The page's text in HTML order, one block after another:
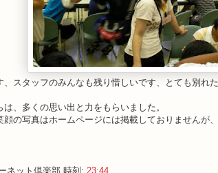
、スタッフのみんなも残り惜しいです、とても別れ
、多くの思い出と力をもらいました。
顔の写真はホームページには掲載しておりませんが
ネット倶楽部 時刻: 23:44